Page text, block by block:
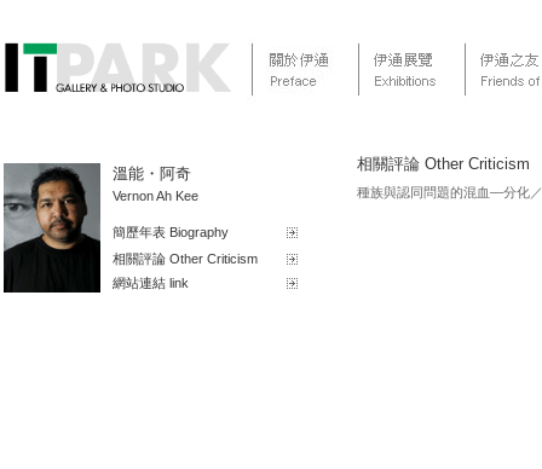
溫能・阿奇
Vernon Ah Kee
簡歷年表 Biography
相關評論 Other Criticism
網站連結 link
相關評論 Other Criticism
種族與認同問題的混血—分化